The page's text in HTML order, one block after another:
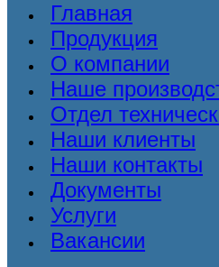
Главная
Продукция
О компании
Наше
Отдел
Наши клиенты
Наши контакты
Документы
Услуги
Вакансии